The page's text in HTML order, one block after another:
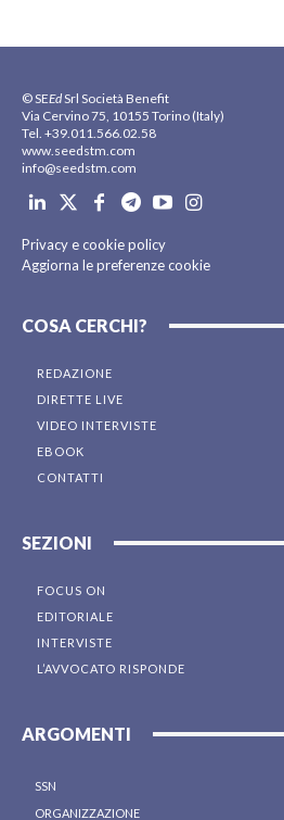
© SEEdSrl Società Benefit
Via Cervino 75, 10155 Torino (Italy)
Tel. +39.011.566.02.58
www.seedstm.com
info@seedstm.com
Privacy e cookie policy
Aggiorna le preferenze cookie
COSA CERCHI?
REDAZIONE
DIRETTE LIVE
VIDEO INTERVISTE
EBOOK
CONTATTI
SEZIONI
FOCUS ON
EDITORIALE
INTERVISTE
L’AVVOCATO RISPONDE
ARGOMENTI
SSN
ORGANIZZAZIONE